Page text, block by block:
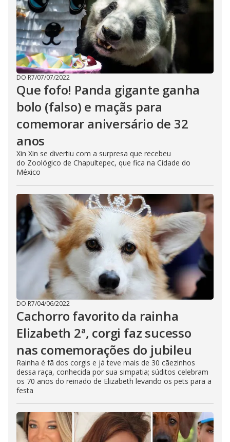
DO R7/07/07/2022
Que fofo! Panda gigante ganha
bolo (falso) e maçãs para
comemorar aniversário de 32
anos
Xin Xin se divertiu com a surpresa que recebeu
do Zoológico de Chapultepec, que fica na Cidade do
México
DO R7/04/06/2022
Cachorro favorito da rainha
Elizabeth 2ª, corgi faz sucesso
nas comemorações do jubileu
Rainha é fã dos corgis e já teve mais de 30 cãezinhos
dessa raça, conhecida por sua simpatia; súditos celebram
os 70 anos do reinado de Elizabeth levando os pets para a
festa